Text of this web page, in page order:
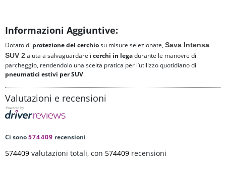
Informazioni Aggiuntive:
Dotato di protezione del cerchiosu misure selezionate, Sava Intensa
SUV 2aiuta a salvaguardare i cerchi in legadurante le manovre di
parcheggio, rendendolo una scelta pratica per l’utilizzo quotidiano di
pneumatici estivi per SUV.
Valutazioni e recensioni
Ci sono574409 recensioni
574409 valutazioni totali, con 574409 recensioni